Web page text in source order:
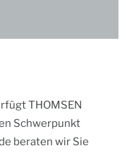
Kontakt
Seminare
THOMSEN
Schwerpunkt
beraten wir Sie